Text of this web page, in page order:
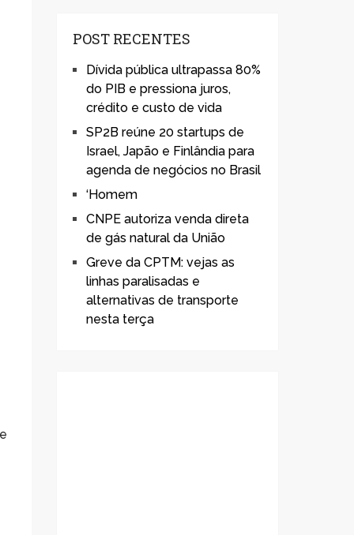
POST RECENTES
Dívida pública ultrapassa 80%
do PIB e pressiona juros,
crédito e custo de vida
SP2B reúne 20 startups de
Israel, Japão e Finlândia para
agenda de negócios no Brasil
‘Homem
CNPE autoriza venda direta
de gás natural da União
Greve da CPTM: vejas as
linhas paralisadas e
alternativas de transporte
nesta terça